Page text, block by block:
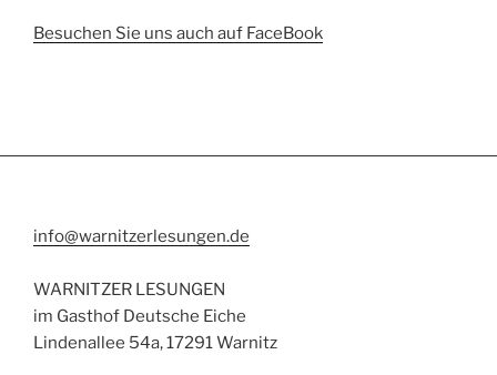
Besuchen Sie uns auch auf FaceBook
info@warnitzerlesungen.de
WARNITZER LESUNGEN
im Gasthof Deutsche Eiche
Lindenallee 54a, 17291 Warnitz